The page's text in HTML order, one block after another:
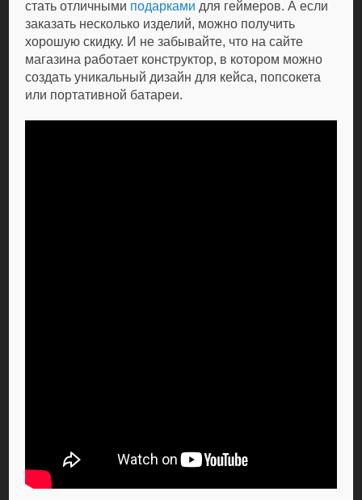
стать отличными подарками для геймеров. А если
заказать несколько изделий, можно получить
хорошую скидку. И не забывайте, что на сайте
магазина работает конструктор, в котором можно
создать уникальный дизайн для кейса, попсокета
или портативной батареи.